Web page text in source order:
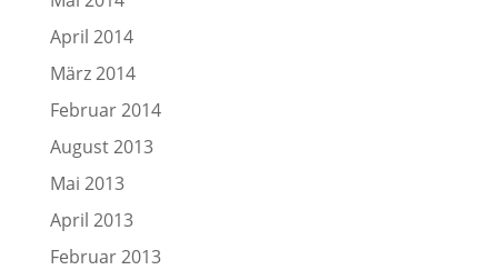
April 2014
März 2014
Februar 2014
August 2013
Mai 2013
April 2013
Februar 2013